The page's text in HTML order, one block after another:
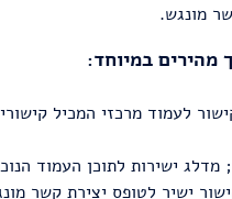
מונגש.
מהירים במיוחד:
לעמוד מרכזי המכיל
מדלג ישירות לתוכן העמוד
ישיר לטופס יצירת קשר